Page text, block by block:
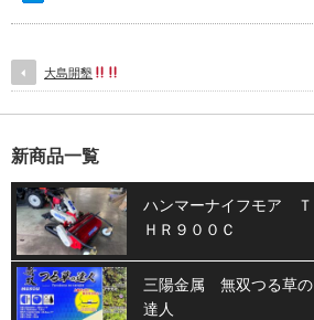
大島開墾
新商品一覧
ハンマーナイフモア Ｔ
ＨＲ９００Ｃ
三陽金属 無双つる草の
達人